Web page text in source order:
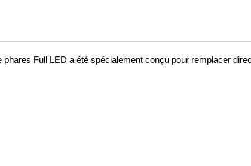
&
Play
phares Full LED a été spécialement conçu pour remplacer